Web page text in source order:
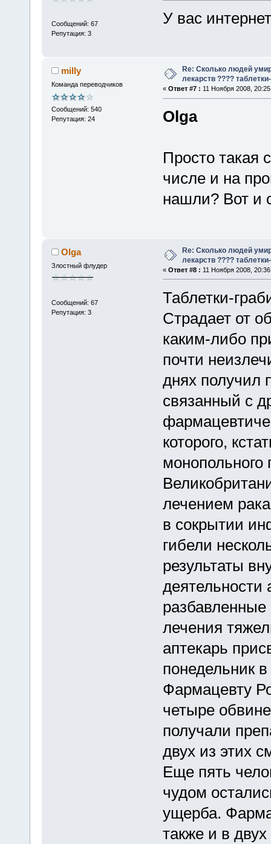
Сообщений: 67
Репутация: 3
У вас
milly
Команда переводчиков
Сообщений: 540
Репутация: 24
Re: Сколько людей
лекарств ????
« Ответ #7 : 11 Ноября 2008,
Olga
Просто такая
числе и на
нашли? Вот и
Olga
Злостный флудер
Сообщений: 67
Репутация: 3
Re: Сколько людей
лекарств ????
« Ответ #8 : 11 Ноября 2008,
Таблетки-
Страдает от
каким-либо
почти
днях получил
связанный с
которого,
монопольного
лечением
в сокрытии
гибели
результаты
деятельности
лечения
аптекарь
понедельник
Фармацевту
четыре
получали
двух из этих
Еще пять
чудом
ущерба.
также и в